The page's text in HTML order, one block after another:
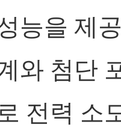
능을 제
와 첨단
전력 소